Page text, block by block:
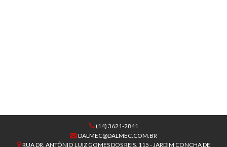
(14) 3621-2841
DALMEC@DALMEC.COM.BR
RUA DR. ANTÔNIO LUIZ GOMES DOS REIS, 115 - JARDIM CONCHA DE